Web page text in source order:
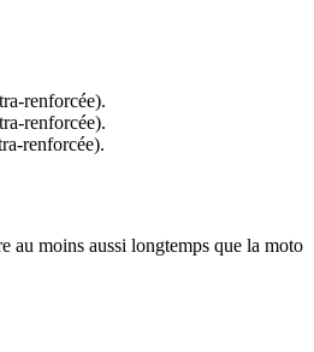
renforcée).
renforcée).
renforcée).
au moins aussi longtemps que la moto